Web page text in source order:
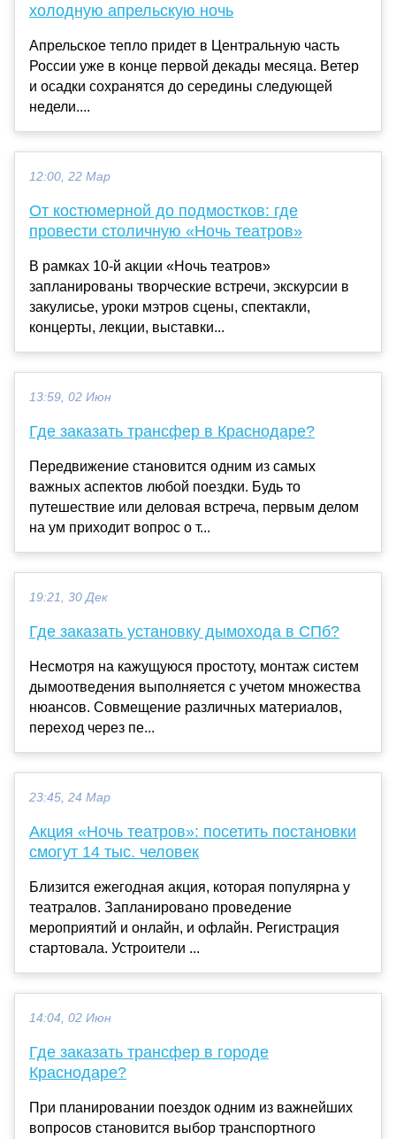
холодную апрельскую ночь
Апрельское тепло придет в Центральную часть
России уже в конце первой декады месяца. Ветер
и осадки сохранятся до середины следующей
недели....
12:00, 22 Мар
От костюмерной до подмостков: где
провести столичную «Ночь театров»
В рамках 10-й акции «Ночь театров»
запланированы творческие встречи, экскурсии в
закулисье, уроки мэтров сцены, спектакли,
концерты, лекции, выставки...
13:59, 02 Июн
Где заказать трансфер в Краснодаре?
Передвижение становится одним из самых
важных аспектов любой поездки. Будь то
путешествие или деловая встреча, первым делом
на ум приходит вопрос о т...
19:21, 30 Дек
Где заказать установку дымохода в СПб?
Несмотря на кажущуюся простоту, монтаж систем
дымоотведения выполняется с учетом множества
нюансов. Совмещение различных материалов,
переход через пе...
23:45, 24 Мар
Акция «Ночь театров»: посетить постановки
смогут 14 тыс. человек
Близится ежегодная акция, которая популярна у
театралов. Запланировано проведение
мероприятий и онлайн, и офлайн. Регистрация
стартовала. Устроители ...
14:04, 02 Июн
Где заказать трансфер в городе
Краснодаре?
При планировании поездок одним из важнейших
вопросов становится выбор транспортного